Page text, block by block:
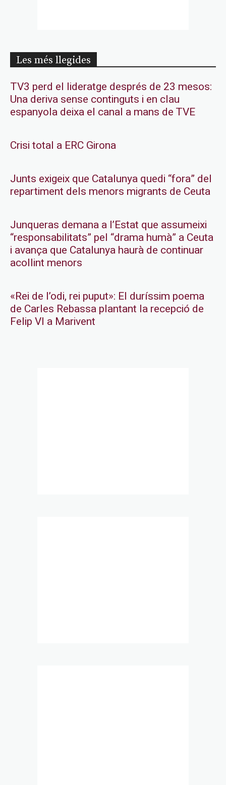
Les més llegides
TV3 perd el lideratge després de 23 mesos:
Una deriva sense continguts i en clau
espanyola deixa el canal a mans de TVE
Crisi total a ERC Girona
Junts exigeix que Catalunya quedi “fora” del
repartiment dels menors migrants de Ceuta
Junqueras demana a l’Estat que assumeixi
“responsabilitats” pel “drama humà” a Ceuta
i avança que Catalunya haurà de continuar
acollint menors
«Rei de l’odi, rei puput»: El duríssim poema
de Carles Rebassa plantant la recepció de
Felip VI a Marivent